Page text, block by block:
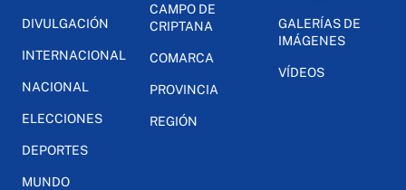
DIVULGACIÓN
INTERNACIONAL
NACIONAL
ELECCIONES
DEPORTES
MUNDO
CAMPO DE
CRIPTANA
COMARCA
PROVINCIA
REGIÓN
GALERÍAS DE
IMÁGENES
VÍDEOS